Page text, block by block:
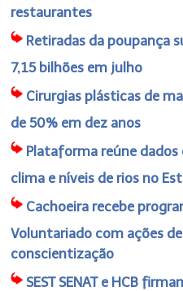
restaurantes
Retiradas da poupança
7,15 bilhões em julho
Cirurgias plásticas de
de 50% em dez anos
Plataforma reúne
clima e níveis de rios no
Cachoeira recebe
Voluntariado com ações
conscientização
SEST SENAT e HCB